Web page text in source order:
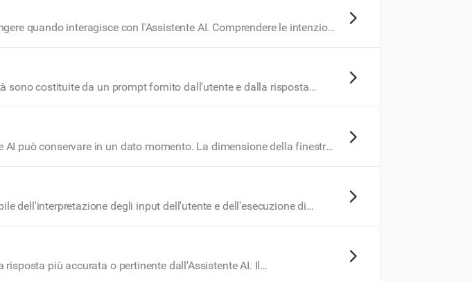
quando interagisce con l'Assistente AI. Comprendere le intenzioni
sono costituite da un prompt fornito dall'utente e dalla risposta
può conservare in un dato momento. La dimensione della finestra
contemporaneamente.
dell'interpretazione degli input dell'utente e dell'esecuzione di
ampio sistema di intelligenza artificiale, spesso interagendo con
senza interruzioni.
più accurata o pertinente dall'Assistente AI. Il